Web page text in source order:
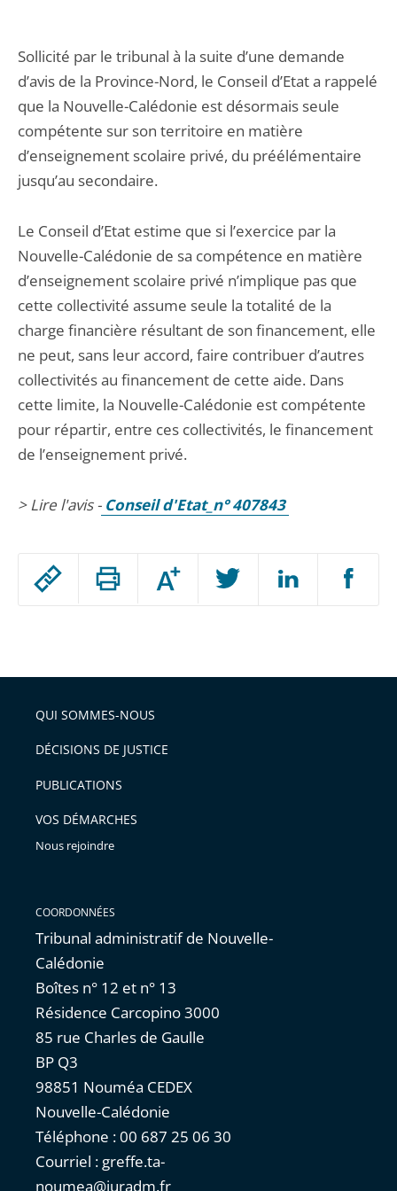
Passer
arriver
après
Augmenter
ou
l'article
pour
avant
Sollicité par le tribunal à la suite d’une demande
d’avis de la Province-Nord, le Conseil d’Etat a rappelé
que la Nouvelle-Calédonie est désormais seule
compétente sur son territoire en matière
d’enseignement scolaire privé, du préélémentaire
jusqu’au secondaire.
Le Conseil d’Etat estime que si l’exercice par la
Nouvelle-Calédonie de sa compétence en matière
d’enseignement scolaire privé n’implique pas que
cette collectivité assume seule la totalité de la
charge financière résultant de son financement, elle
ne peut, sans leur accord, faire contribuer d’autres
collectivités au financement de cette aide. Dans
cette limite, la Nouvelle-Calédonie est compétente
pour répartir, entre ces collectivités, le financement
de l’enseignement privé.
> Lire l'avis -Conseil d'Etat_n° 407843
QUI SOMMES-NOUS
DÉCISIONS DE JUSTICE
PUBLICATIONS
VOS DÉMARCHES
Nous rejoindre
COORDONNÉES
Tribunal administratif de Nouvelle-
Calédonie
Boîtes n° 12 et n° 13
Résidence Carcopino 3000
85 rue Charles de Gaulle
BP Q3
98851 Nouméa CEDEX
Nouvelle-Calédonie
Téléphone : 00 687 25 06 30
Courriel : greffe.ta-
noumea@juradm.fr